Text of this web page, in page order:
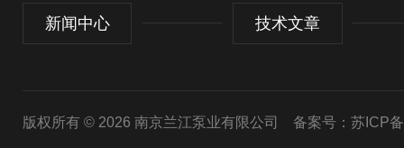
新闻中心 技术文章
版权所有 © 2026 南京兰江泵业有限公司 备案号：苏ICP